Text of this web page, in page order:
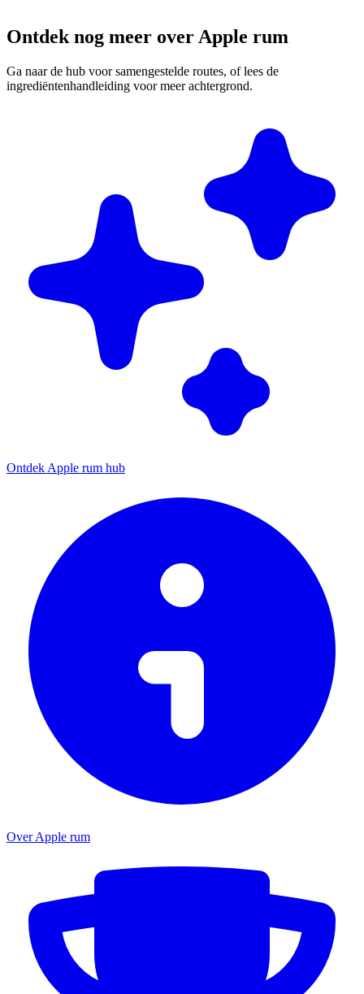
Ontdek nog meer over Apple rum
Ga naar de hub voor samengestelde routes, of lees de
ingrediëntenhandleiding voor meer achtergrond.
Ontdek Apple rum hub
Over Apple rum